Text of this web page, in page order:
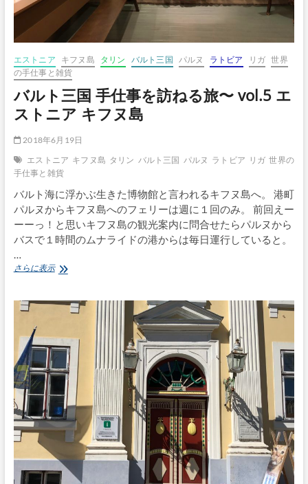
エストニア キフヌ島 タリン バルト三国 パルヌ ラトビア リガ 世界
の手仕事と雑貨
バルト三国 手仕事を訪ねる旅〜 vol.5 エ
ストニア キフヌ島
2018年6月19日
エストニア キフヌ島 タリン バルト三国 パルヌ ラトビア リガ 世界の
手仕事と雑貨
バルト海に浮かぶ生きた博物館と言われるキフヌ島へ。 港町
パルヌからキフヌ島へのフェリーは週に１回のみ。 前回えー
ーーっ！と思いキフヌ島の観光案内に問合せたらパルヌから
バスで１時間のムナライドの港からは毎日運行していると。
…
さらに表示バ
三
仕
事
を
訪
る
旅〜
vol.5
ト
ニ